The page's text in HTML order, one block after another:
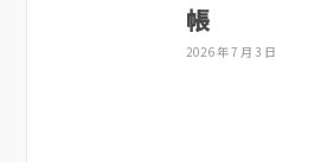
帳
2026 年 7 月 3 日